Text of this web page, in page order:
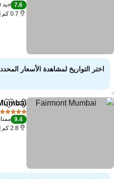
7.6 جيد
0.7 كم إلى أندهيري E
اختر التواريخ لمشاهدة الأسعار المحددة
مشاركة
9.4 ممتاز
2.8 كم إلى أندهيري E